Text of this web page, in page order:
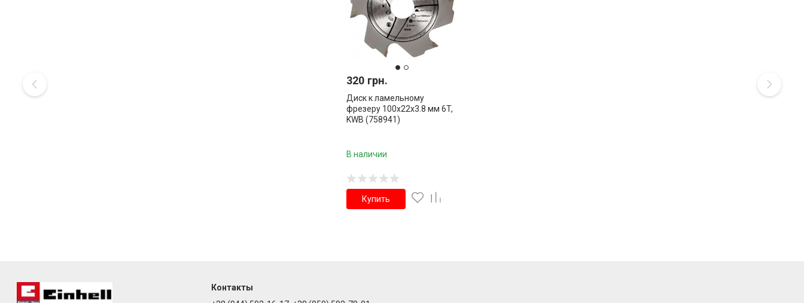
320 грн.
Диск к ламельному
фрезеру 100х22х3.8 мм 6T,
KWB (758941)
В наличии
Купить
Контакты